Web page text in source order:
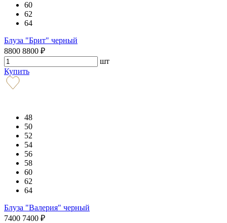
60
62
64
Блуза "Брит" черный
8800 8800 ₽
шт
Купить
48
50
52
54
56
58
60
62
64
Блуза "Валерия" черный
7400 7400 ₽